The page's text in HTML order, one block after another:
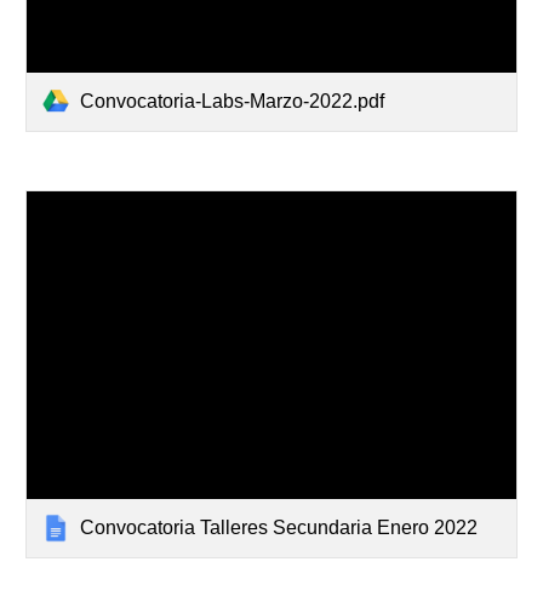
Convocatoria-Labs-Marzo-2022.pdf
Convocatoria Talleres Secundaria Enero 2022